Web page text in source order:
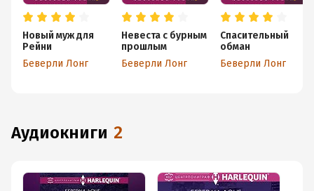
Новый муж для
Рейни
Беверли Лонг
Невеста с бурным
прошлым
Беверли Лонг
Спасительный
обман
Беверли Лонг
аудиокниги 2